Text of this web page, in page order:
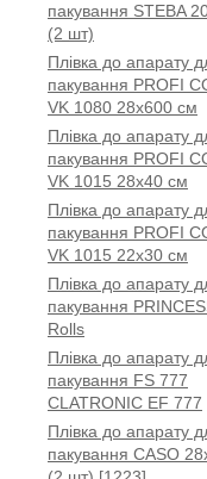
пакування STEBA
(2 шт)
Плівка до апарату
пакування PROFI
VK 1080 28x600 см
Плівка до апарату
пакування PROFI
VK 1015 28х40 см
Плівка до апарату
пакування PROFI
VK 1015 22х30 см
Плівка до апарату
пакування
Rolls
Плівка до апарату
пакування FS 777
CLATRONIC EF 777
Плівка до апарату
пакування CASO